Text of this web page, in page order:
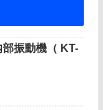
振動機（ KT-